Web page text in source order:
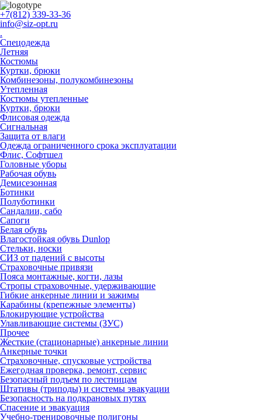
+7(812) 339-33-36
info@siz-opt.ru
.
Спецодежда
Летняя
Костюмы
Куртки, брюки
Комбинезоны, полукомбинезоны
Утепленная
Костюмы утепленные
Куртки, брюки
Флисовая одежда
Сигнальная
Защита от влаги
Одежда ограниченного срока эксплуатации
Флиc, Софтшел
Головные уборы
Рабочая обувь
Демисезонная
Ботинки
Полуботинки
Сандалии, сабо
Сапоги
Белая обувь
Влагостойкая обувь Dunlop
Стельки, носки
СИЗ от падений с высоты
Страховочные привязи
Пояса монтажные, когти, лазы
Стропы страховочные, удерживающие
Гибкие анкерные линии и зажимы
Карабины (крепежные элементы)
Блокирующие устройства
Улавливающие системы (ЗУС)
Прочее
Жесткие (стационарные) анкерные линии
Анкерные точки
Страховочные, спусковые устройства
Ежегодная проверка, ремонт, сервис
Безопасный подъем по лестницам
Штативы (триподы) и системы эвакуации
Безопасность на подкрановых путях
Спасение и эвакуация
Учебно-тренировочные полигоны